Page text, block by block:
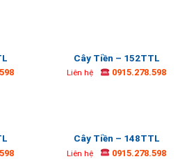
Cây Tiền – 152TTL
Liên hệ 0915.278.598
Cây Tiền – 148TTL
Liên hệ 0915.278.598